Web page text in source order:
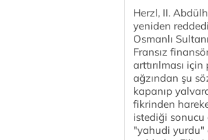
Herzl, II.
yeniden
Osmanlı
Fransız
arttırılması
ağzından şu
kapanıp
fikrinden
istediği sonucu
"yahudi yurdu"